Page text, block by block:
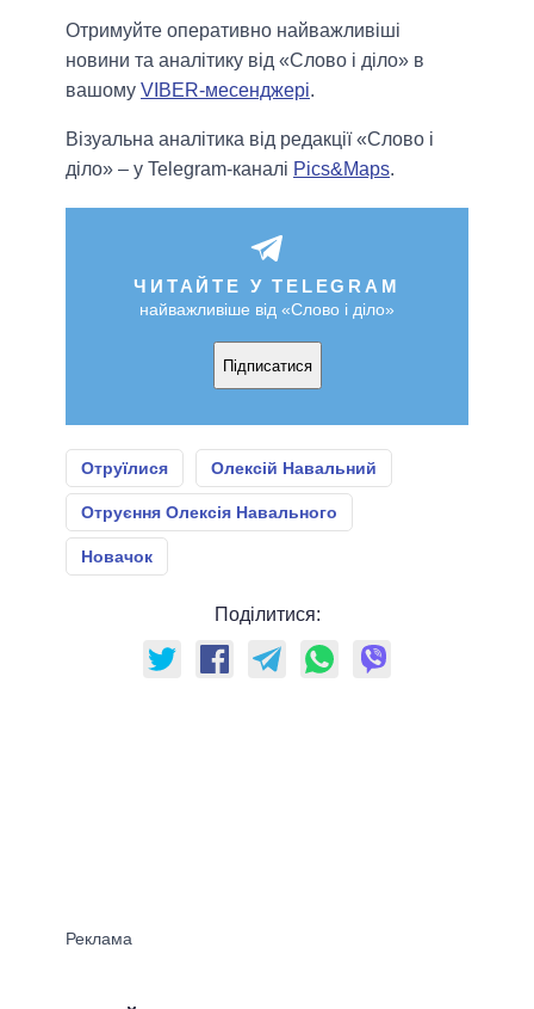
Отримуйте оперативно найважливіші
новини та аналітику від «Слово і діло» в
вашому VIBER-месенджері.
Візуальна аналітика від редакції «Слово і
діло» – у Telegram-каналі Pics&Maps.
ЧИТАЙТЕ У TELEGRAM
найважливіше від «Слово і діло»
Підписатися
Отруїлися Олексій Навальний
Отруєння Олексія Навального
Новачок
Поділитися: